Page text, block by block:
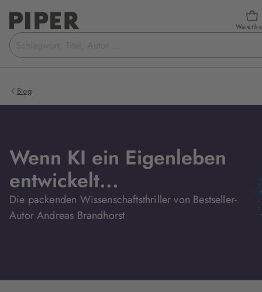
Suchbegriff
eingeben
Blog
Wenn KI ein Eigenleben
entwickelt...
Die packenden Wissenschaftsthriller von Bestseller-
Autor Andreas Brandhorst